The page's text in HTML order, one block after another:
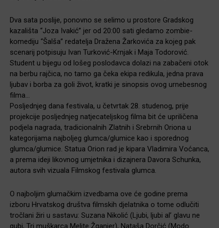
Dva sata poslije, ponovno se selimo u prostore Gradskog
kazališta “Joza Ivakić” jer od 20:00 sati gledamo zombie-
komediju “Šalša” redatelja Dražena Žarkovića za kojeg pak
scenarij potpisuju Ivan Turković-Krnjak i Maja Todorović.
Student u bijegu od lošeg poslodavca dolazi na zabačeni otok
na berbu rajčica, no tamo ga čeka ekipa redikula, jedna prava
ljubav i borba za goli život, kratki je sinopsis ovog urnebesnog
filma…
Posljednjeg dana festivala, u četvrtak 28. studenog, prije
projekcije posljednjeg natjecateljskog filma bit će upriličena
podjela nagrada, tradicionalnih Zlatnih i Srebrnih Oriona u
kategorijama najboljeg glumca/glumice kao i sporednog
glumca/glumice. Statua Orion rad je kipara Vladimira Voćanca,
a prema ideji likovnog umjetnika i dizajnera Davora Schunka,
autora svih vizuala Filmskog festivala glumca.
O najboljim glumačkim izvedbama ove će godine prema
izboru Hrvatskog društva filmskih djelatnika o tome odlučiti
tročlani žiri u sastavu: Suzana Nikolić (Ljubi, ljubi al’ glavu ne
gubi, Tri muškarca Melite Žganjer), Nataša Dorčić (Modo